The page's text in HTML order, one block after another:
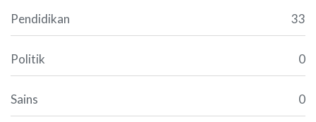
Pendidikan 33
Politik 0
Sains 0